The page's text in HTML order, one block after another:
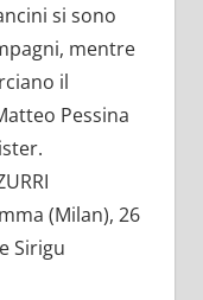
si sono
mentre
il
Pessina
(Milan), 26
Sirigu